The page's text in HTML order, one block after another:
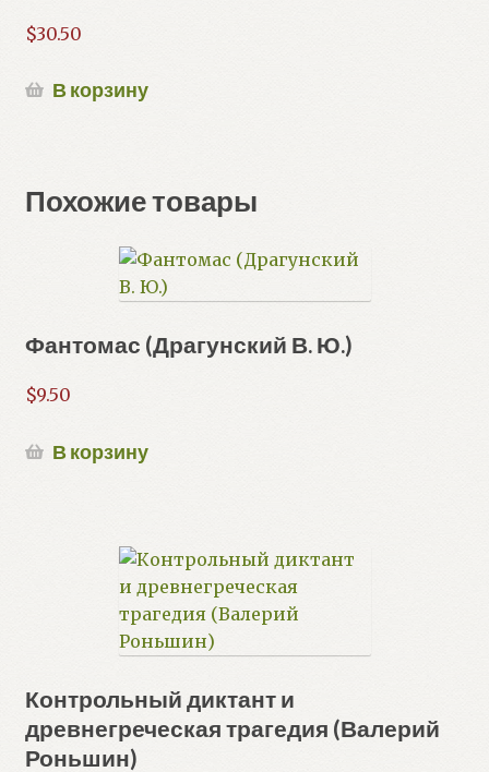
$30.50
В корзину
Похожие товары
Фантомас (Драгунский В. Ю.)
$9.50
В корзину
Контрольный диктант и
древнегреческая трагедия (Валерий
Роньшин)